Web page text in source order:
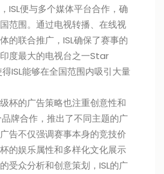
ISL便与多个媒体平台合作，确
范围。通过电视转播、在线视
的联合推广，ISL确保了赛事的
度最大的电视台之一Star
ISL能够在全国范围内吸引大量
杯的广告策略也注重创意性和
品牌合作，推出了不同主题的广
告不仅强调赛事本身的竞技价
的娱乐属性和多样化文化展示
受众分析和创意策划，ISL的广